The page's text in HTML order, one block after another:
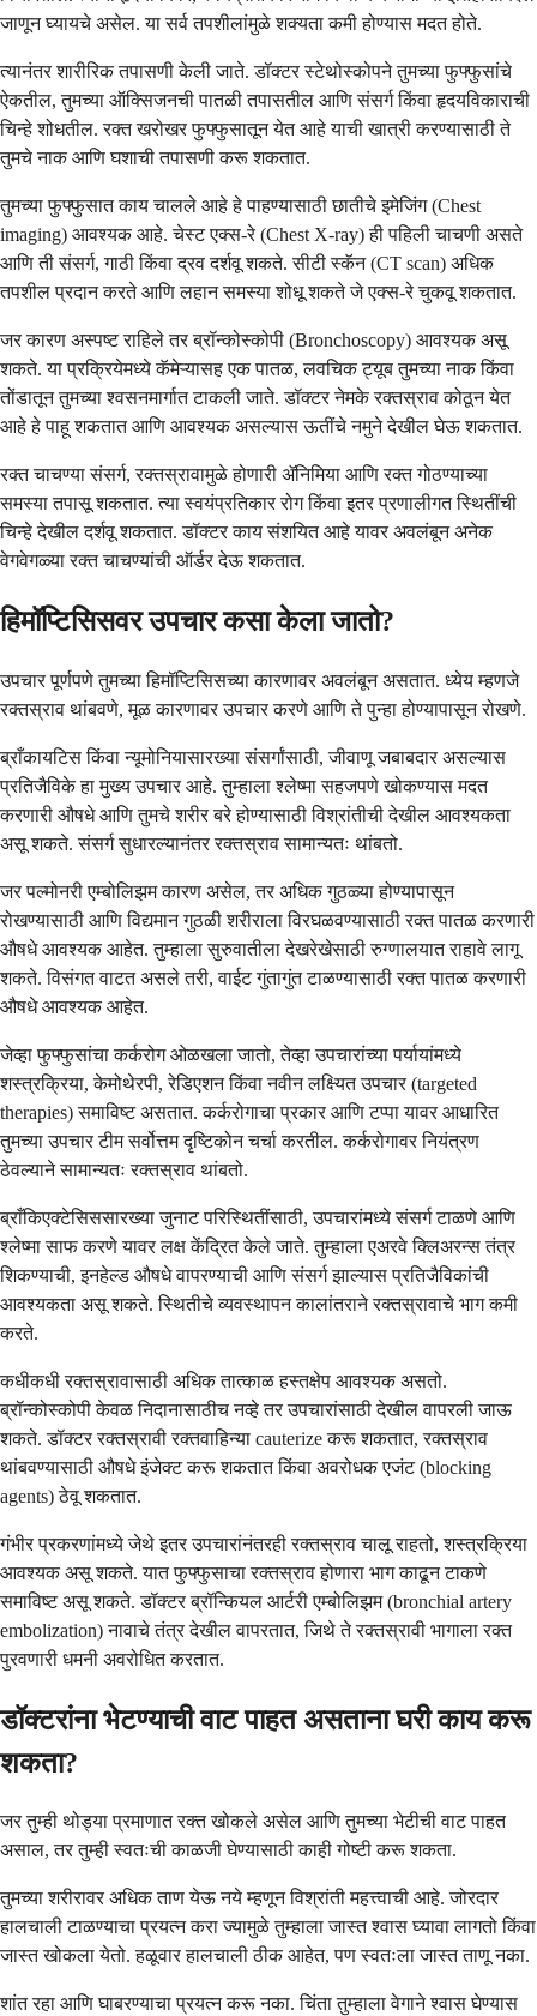
जाणून घ्यायचे असेल. या सर्व तपशीलांमुळे शक्यता कमी होण्यास मदत होते.
त्यानंतर शारीरिक तपासणी केली जाते. डॉक्टर स्टेथोस्कोपने तुमच्या फुफ्फुसांचे
ऐकतील, तुमच्या ऑक्सिजनची पातळी तपासतील आणि संसर्ग किंवा हृदयविकाराची
चिन्हे शोधतील. रक्त खरोखर फुफ्फुसातून येत आहे याची खात्री करण्यासाठी ते
तुमचे नाक आणि घशाची तपासणी करू शकतात.
तुमच्या फुफ्फुसात काय चालले आहे हे पाहण्यासाठी छातीचे इमेजिंग (Chest
imaging) आवश्यक आहे. चेस्ट एक्स-रे (Chest X-ray) ही पहिली चाचणी असते
आणि ती संसर्ग, गाठी किंवा द्रव दर्शवू शकते. सीटी स्कॅन (CT scan) अधिक
तपशील प्रदान करते आणि लहान समस्या शोधू शकते जे एक्स-रे चुकवू शकतात.
जर कारण अस्पष्ट राहिले तर ब्रॉन्कोस्कोपी (Bronchoscopy) आवश्यक असू
शकते. या प्रक्रियेमध्ये कॅमेऱ्यासह एक पातळ, लवचिक ट्यूब तुमच्या नाक किंवा
तोंडातून तुमच्या श्वसनमार्गात टाकली जाते. डॉक्टर नेमके रक्तस्राव कोठून येत
आहे हे पाहू शकतात आणि आवश्यक असल्यास ऊतींचे नमुने देखील घेऊ शकतात.
रक्त चाचण्या संसर्ग, रक्तस्रावामुळे होणारी ॲनिमिया आणि रक्त गोठण्याच्या
समस्या तपासू शकतात. त्या स्वयंप्रतिकार रोग किंवा इतर प्रणालीगत स्थितींची
चिन्हे देखील दर्शवू शकतात. डॉक्टर काय संशयित आहे यावर अवलंबून अनेक
वेगवेगळ्या रक्त चाचण्यांची ऑर्डर देऊ शकतात.
हिमॉप्टिसिसवर उपचार कसा केला जातो?
उपचार पूर्णपणे तुमच्या हिमॉप्टिसिसच्या कारणावर अवलंबून असतात. ध्येय म्हणजे
रक्तस्राव थांबवणे, मूळ कारणावर उपचार करणे आणि ते पुन्हा होण्यापासून रोखणे.
ब्राँकायटिस किंवा न्यूमोनियासारख्या संसर्गांसाठी, जीवाणू जबाबदार असल्यास
प्रतिजैविके हा मुख्य उपचार आहे. तुम्हाला श्लेष्मा सहजपणे खोकण्यास मदत
करणारी औषधे आणि तुमचे शरीर बरे होण्यासाठी विश्रांतीची देखील आवश्यकता
असू शकते. संसर्ग सुधारल्यानंतर रक्तस्राव सामान्यतः थांबतो.
जर पल्मोनरी एम्बोलिझम कारण असेल, तर अधिक गुठळ्या होण्यापासून
रोखण्यासाठी आणि विद्यमान गुठळी शरीराला विरघळवण्यासाठी रक्त पातळ करणारी
औषधे आवश्यक आहेत. तुम्हाला सुरुवातीला देखरेखेसाठी रुग्णालयात राहावे लागू
शकते. विसंगत वाटत असले तरी, वाईट गुंतागुंत टाळण्यासाठी रक्त पातळ करणारी
औषधे आवश्यक आहेत.
जेव्हा फुफ्फुसांचा कर्करोग ओळखला जातो, तेव्हा उपचारांच्या पर्यायांमध्ये
शस्त्रक्रिया, केमोथेरपी, रेडिएशन किंवा नवीन लक्ष्यित उपचार (targeted
therapies) समाविष्ट असतात. कर्करोगाचा प्रकार आणि टप्पा यावर आधारित
तुमच्या उपचार टीम सर्वोत्तम दृष्टिकोन चर्चा करतील. कर्करोगावर नियंत्रण
ठेवल्याने सामान्यतः रक्तस्राव थांबतो.
ब्राँकिएक्टेसिससारख्या जुनाट परिस्थितींसाठी, उपचारांमध्ये संसर्ग टाळणे आणि
श्लेष्मा साफ करणे यावर लक्ष केंद्रित केले जाते. तुम्हाला एअरवे क्लिअरन्स तंत्र
शिकण्याची, इनहेल्ड औषधे वापरण्याची आणि संसर्ग झाल्यास प्रतिजैविकांची
आवश्यकता असू शकते. स्थितीचे व्यवस्थापन कालांतराने रक्तस्रावाचे भाग कमी
करते.
कधीकधी रक्तस्रावासाठी अधिक तात्काळ हस्तक्षेप आवश्यक असतो.
ब्रॉन्कोस्कोपी केवळ निदानासाठीच नव्हे तर उपचारांसाठी देखील वापरली जाऊ
शकते. डॉक्टर रक्तस्रावी रक्तवाहिन्या cauterize करू शकतात, रक्तस्राव
थांबवण्यासाठी औषधे इंजेक्ट करू शकतात किंवा अवरोधक एजंट (blocking
agents) ठेवू शकतात.
गंभीर प्रकरणांमध्ये जेथे इतर उपचारांनंतरही रक्तस्राव चालू राहतो, शस्त्रक्रिया
आवश्यक असू शकते. यात फुफ्फुसाचा रक्तस्राव होणारा भाग काढून टाकणे
समाविष्ट असू शकते. डॉक्टर ब्रॉन्कियल आर्टरी एम्बोलिझम (bronchial artery
embolization) नावाचे तंत्र देखील वापरतात, जिथे ते रक्तस्रावी भागाला रक्त
पुरवणारी धमनी अवरोधित करतात.
डॉक्टरांना भेटण्याची वाट पाहत असताना घरी काय करू
शकता?
जर तुम्ही थोड्या प्रमाणात रक्त खोकले असेल आणि तुमच्या भेटीची वाट पाहत
असाल, तर तुम्ही स्वतःची काळजी घेण्यासाठी काही गोष्टी करू शकता.
तुमच्या शरीरावर अधिक ताण येऊ नये म्हणून विश्रांती महत्त्वाची आहे. जोरदार
हालचाली टाळण्याचा प्रयत्न करा ज्यामुळे तुम्हाला जास्त श्वास घ्यावा लागतो किंवा
जास्त खोकला येतो. हळूवार हालचाली ठीक आहेत, पण स्वतःला जास्त ताणू नका.
शांत रहा आणि घाबरण्याचा प्रयत्न करू नका. चिंता तुम्हाला वेगाने श्वास घेण्यास